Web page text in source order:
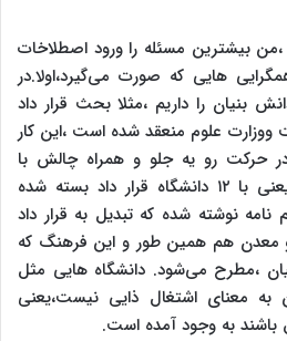
بیشترین مسئله را ورود اصطلاخات
هایی که صورت می‌گیرد،اولا.در
را داریم ،مثلا بحث قرار داد
ووزارت علوم منعقد شده است ،این کار
حرکت رو یه جلو و همراه چالش با
قسمت های پایین دستی یعنی با ۱۲ دانشگاه قرار داد بسته شده
نامه نوشته شده که تبدیل به قرار داد
معدن هم همین طور و این فرهنگ که
،مطرح می‌شود. دانشگاه هایی مثل
به معنای اشتغال ذایی نیست،یعنی
باشند به وجود آمده است.